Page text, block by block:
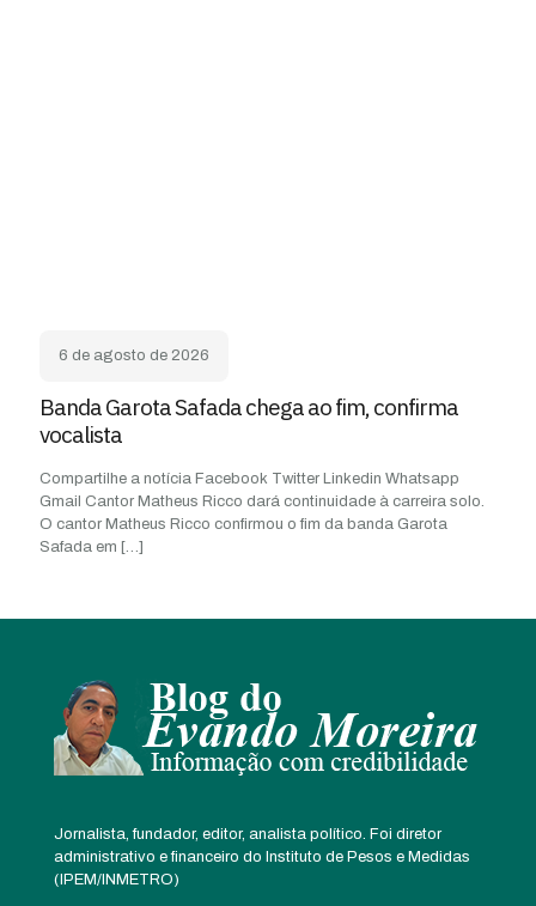
6 de agosto de 2026
Banda Garota Safada chega ao fim, confirma
vocalista
Compartilhe a notícia Facebook Twitter Linkedin Whatsapp
Gmail Cantor Matheus Ricco dará continuidade à carreira solo.
O cantor Matheus Ricco confirmou o fim da banda Garota
Safada em […]
Jornalista, fundador, editor, analista político. Foi diretor
administrativo e financeiro do Instituto de Pesos e Medidas
(IPEM/INMETRO)